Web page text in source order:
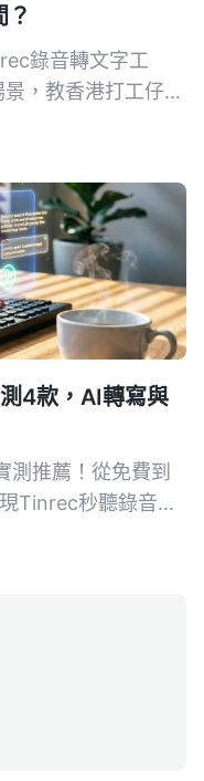
錄音轉文字工
，教香港打工仔揀
4款，AI轉寫與
推薦！從免費到
Tinrec秒聽錄音的